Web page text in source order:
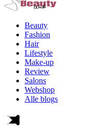
Beauty
Fashion
Hair
Lifestyle
Make-up
Review
Salons
Webshop
Alle blogs